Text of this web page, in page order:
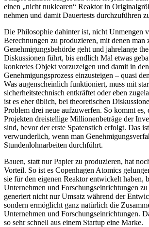
einen „nicht nuklearen“ Reaktor in
nehmen und damit Dauertests durchzuführen
Die Philosophie dahinter ist, nicht Unmengen
Berechnungen zu produzieren, mit denen man
Genehmigungsbehörde geht und jahrelange
Diskussionen führt, bis endlich Mal etwas
konkretes Objekt vorzuzeigen und damit in den
Genehmigungsprozess einzusteigen – quasi
Was augenscheinlich funktioniert, muss mit
sicherheitstechnisch entkräftet oder eben
ist es eher üblich, bei theoretischen
Problem drei neue aufzuwerfen. So kommt es,
Projekten dreistellige Millionenbeträge der
sind, bevor der erste Spatenstich erfolgt. Das
verwunderlich, wenn man
Stundenlohnarbeiten durchführt.
Bauen, statt nur Papier zu produzieren, hat
Vorteil. So ist es Copenhagen Atomics
sie für den eigenen Reaktor entwickelt haben,
Unternehmen und Forschungseinrichtungen
generiert nicht nur Umsatz während der
sondern ermöglicht ganz natürlich die
Unternehmen und Forschungseinrichtungen.
so sehr schnell aus einem Startup eine Marke.